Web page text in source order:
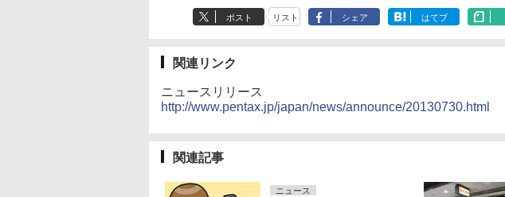
ポスト リスト シェア はてブ
関連リンク
ニュースリリース
http://www.pentax.jp/japan/news/announce/20130730.html
関連記事
ニュース